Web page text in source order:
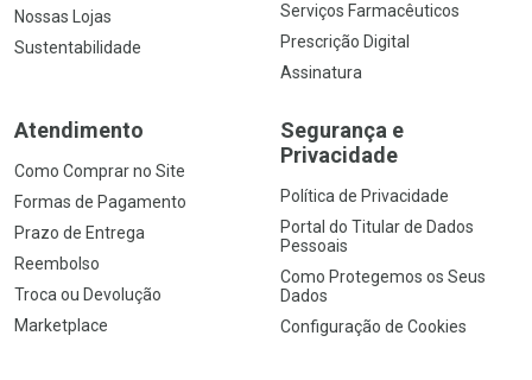
Nossas Lojas
Sustentabilidade
Serviços Farmacêuticos
Prescrição Digital
Assinatura
Atendimento
Como Comprar no Site
Formas de Pagamento
Prazo de Entrega
Reembolso
Troca ou Devolução
Marketplace
Segurança e
Privacidade
Política de Privacidade
Portal do Titular de Dados
Pessoais
Como Protegemos os Seus
Dados
Configuração de Cookies